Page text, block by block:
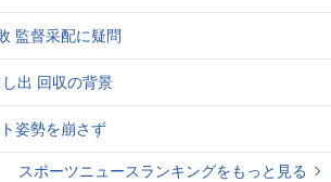
監督采配に疑問
出 回収の背景
姿勢を崩さず
スポーツニュースランキングをもっと見る